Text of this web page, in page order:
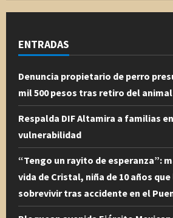
ENTRADAS
Denuncia propietario de perro
mil 500 pesos tras retiro del
Respalda DIF Altamira a familias
vulnerabilidad
“Tengo un rayito de esperanza”:
vida de Cristal, niña de 10 años
sobrevivir tras accidente en el